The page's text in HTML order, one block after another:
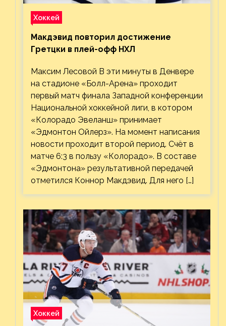
Хоккей
Макдэвид повторил достижение
Гретцки в плей-офф НХЛ
Максим Лесовой В эти минуты в Денвере
на стадионе «Болл-Арена» проходит
первый матч финала Западной конференции
Национальной хоккейной лиги, в котором
«Колорадо Эвеланш» принимает
«Эдмонтон Ойлерз». На момент написания
новости проходит второй период. Счёт в
матче 6:3 в пользу «Колорадо». В составе
«Эдмонтона» результативной передачей
отметился Коннор Макдэвид. Для него […]
Хоккей